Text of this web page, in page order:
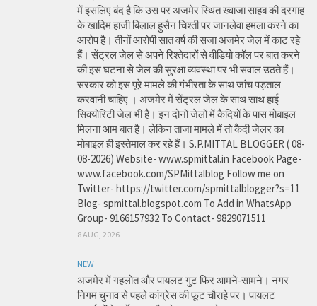
में इसलिए बंद है कि उस पर अजमेर स्थित ख्वाजा साहब की दरगाह
के खादिम हाजी बिलाल हुसैन चिश्ती पर जानलेवा हमला करने का
आरोप है। तीनों आरोपी सात वर्ष की सजा अजमेर जेल में काट रहे
हैं। सेंट्रल जेल से अपने रिश्तेदारों से वीडियो कॉल पर बात करने
की इस घटना से जेल की सुरक्षा व्यवस्था पर भी सवाल उठते हैं।
सरकार को इस पूरे मामले की गंभीरता के साथ जांच पड़ताल
करवानी चाहिए । अजमेर में सेंट्रल जेल के साथ साथ हाई
सिक्योरिटी जेल भी है। इन दोनों जेलों में कैदियों के पास मोबाइल
मिलना आम बात है। लेकिन ताजा मामले में तो कैदी जेलर का
मोबाइल ही इस्तेमाल कर रहे हैं। S.P.MITTAL BLOGGER ( 08-
08-2026) Website- www.spmittal.in Facebook Page-
www.facebook.com/SPMittalblog Follow me on
Twitter- https://twitter.com/spmittalblogger?s=11
Blog- spmittal.blogspot.com To Add in WhatsApp
Group- 9166157932 To Contact- 9829071511
8 AUG, 2026
NEW
अजमेर में गहलोत और पायलट गुट फिर आमने-सामने। नगर
निगम चुनाव से पहले कांग्रेस की फूट चौराहे पर। पायलट